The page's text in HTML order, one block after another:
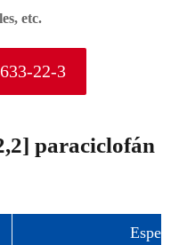
etc.
22-3
paraciclofán